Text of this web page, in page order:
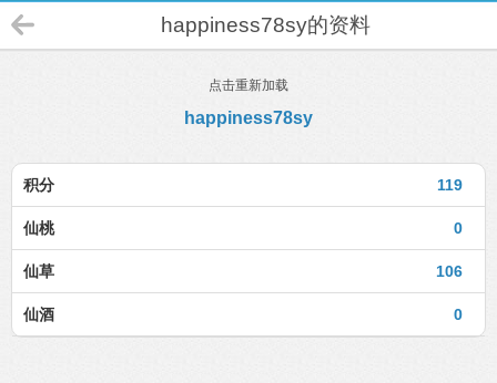
happiness78sy的资料
点击重新加载
happiness78sy
119
积分
0
仙桃
106
仙草
0
仙酒